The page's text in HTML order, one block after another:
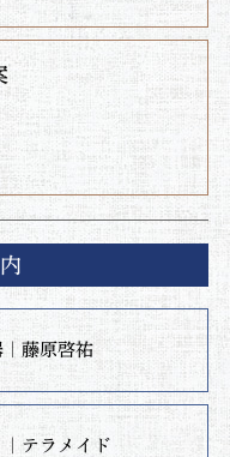
藤原啓祐
テラメイド